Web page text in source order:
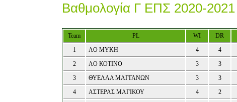
Βαθμολογία Γ ΕΠΣ 2020-2021
Team PL WI DR
1
ΑΟ ΜΥΚΗ 4 4
2
ΑΟ ΚΟΤΙΝΟ 3 3
3
ΘΥΕΛΛΑ ΜΑΓΓΑΝΩΝ 3 3
4
ΑΣΤΕΡΑΣ ΜΑΓΙΚΟΥ 4 2